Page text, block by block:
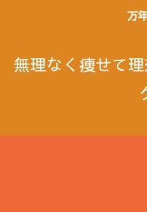
万
無理なく痩せて